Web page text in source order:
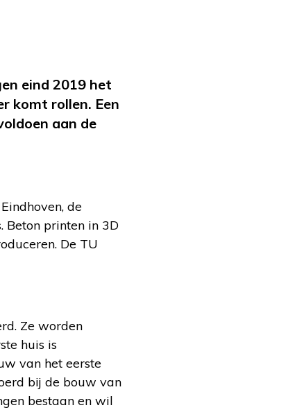
eind 2019 het
komt rollen. Een
aan de
de
Beton printen in 3D
De TU
Ze worden
huis is
van het eerste
bij de bouw van
bestaan en wil